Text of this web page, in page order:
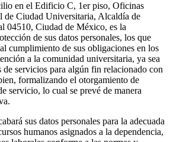
en el Edificio C, 1er piso, Oficinas
de Ciudad Universitaria, Alcaldía de
04510, Ciudad de México, es la
de sus datos personales, los que
cumplimiento de sus obligaciones en los
a la comunidad universitaria, ya sea
de servicios para algún fin relacionado con
formalizando el otorgamiento de
servicio, lo cual se prevé de manera
sus datos personales para la adecuada
humanos asignados a la dependencia,